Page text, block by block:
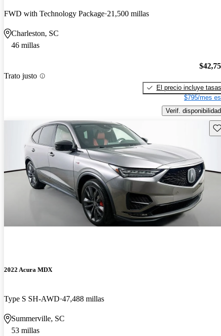
FWD with Technology Package 21,500 millas
Charleston, SC
46 millas
Trato justo
El precio incluye tasas
$795/mes
Verif. disponibilidad
2022 Acura MDX
Type S SH-AWD 47,488 millas
Summerville, SC
53 millas